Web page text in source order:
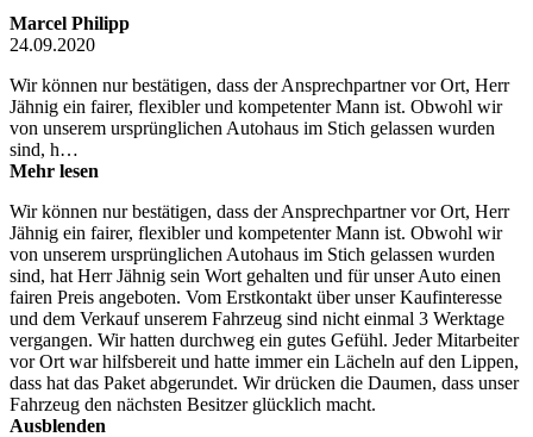
Marcel Philipp
24.09.2020
Wir können nur bestätigen, dass der Ansprechpartner vor Ort, Herr
Jähnig ein fairer, flexibler und kompetenter Mann ist. Obwohl wir
von unserem ursprünglichen Autohaus im Stich gelassen wurden
sind, h…
Mehr lesen
Wir können nur bestätigen, dass der Ansprechpartner vor Ort, Herr
Jähnig ein fairer, flexibler und kompetenter Mann ist. Obwohl wir
von unserem ursprünglichen Autohaus im Stich gelassen wurden
sind, hat Herr Jähnig sein Wort gehalten und für unser Auto einen
fairen Preis angeboten. Vom Erstkontakt über unser Kaufinteresse
und dem Verkauf unserem Fahrzeug sind nicht einmal 3 Werktage
vergangen. Wir hatten durchweg ein gutes Gefühl. Jeder Mitarbeiter
vor Ort war hilfsbereit und hatte immer ein Lächeln auf den Lippen,
dass hat das Paket abgerundet. Wir drücken die Daumen, dass unser
Fahrzeug den nächsten Besitzer glücklich macht.
Ausblenden